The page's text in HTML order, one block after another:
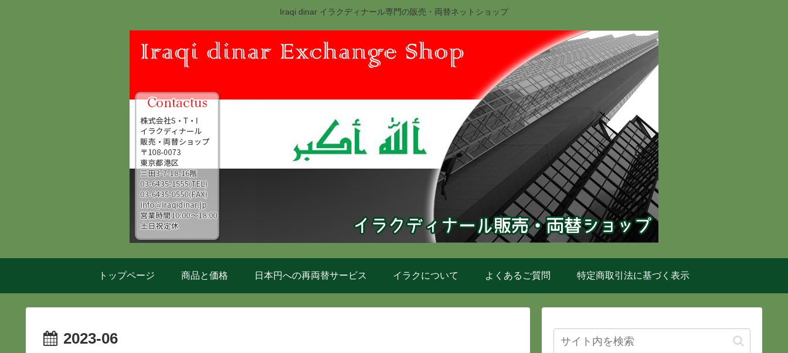
Iraqi dinar イラクディナール専門の販売・両替ネットショップ
トップページ 商品と価格 日本円への再両替サービス イラクについて よくあるご質問 特定商取引法に基づく表示
2023-06